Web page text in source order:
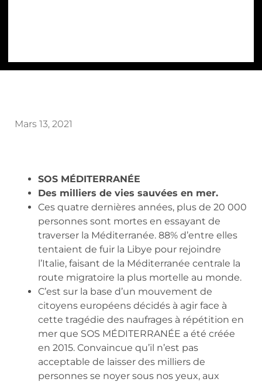
Mars 13, 2021
SOS MÉDITERRANÉE
Des milliers de vies sauvées en mer.
Ces quatre dernières années, plus de 20 000
personnes sont mortes en essayant de
traverser la Méditerranée. 88% d’entre elles
tentaient de fuir la Libye pour rejoindre
l’Italie, faisant de la Méditerranée centrale la
route migratoire la plus mortelle au monde.
C’est sur la base d’un mouvement de
citoyens européens décidés à agir face à
cette tragédie des naufrages à répétition en
mer que SOS MÉDITERRANÉE a été créée
en 2015. Convaincue qu’il n’est pas
acceptable de laisser des milliers de
personnes se noyer sous nos yeux, aux